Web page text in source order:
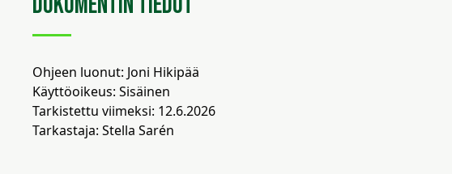
Ohjeen luonut: Joni Hikipää
Käyttöoikeus: Sisäinen
Tarkistettu viimeksi: 12.6.2026
Tarkastaja: Stella Sarén